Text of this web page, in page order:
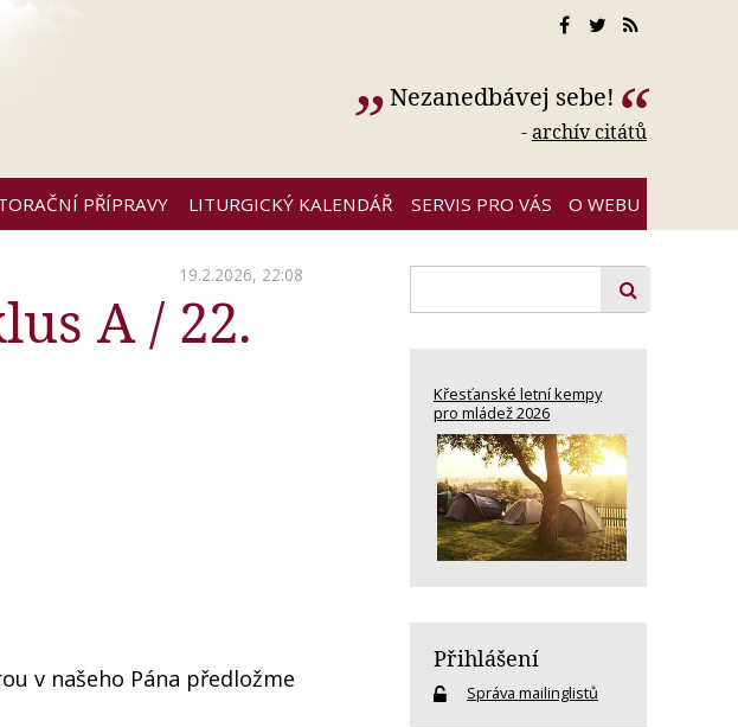
Nezanedbávej sebe!
-archív citátů
PŘÍPRAVY LITURGICKÝ KALENDÁŘ SERVIS PRO VÁS O WEBU
19.2.2026, 22:08
A / 22.
v našeho Pána předložme
Křesťanské letní kempy
pro mládež 2026
Přihlášení
Správa mailinglistů